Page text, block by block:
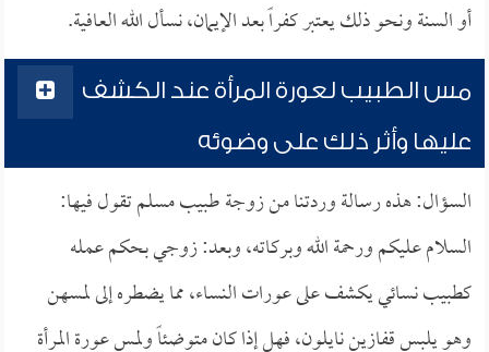
أو السنة ونحو ذلك يعتبر كفراً بعد الإيمان، نسأل الله العافية.
مس الطبيب لعورة المرأة عند الكشف
عليها وأثر ذلك على وضوئه
السؤال: هذه رسالة وردتنا من زوجة طبيب مسلم تقول فيها:
السلام عليكم ورحمة الله وبركاته، وبعد: زوجي بحكم عمله
كطبيب نسائي يكشف على عورات النساء، مما يضطره إلى لمسهن
وهو يلبس قفازين نايلون، فهل إذا كان متوضئاً ولمس عورة المرأة